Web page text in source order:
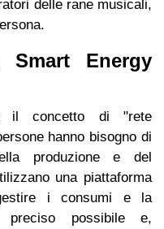
delle rane musicali,
Smart Energy
il concetto di "rete
hanno bisogno di
produzione e del
una piattaforma
i consumi e la
possibile e,